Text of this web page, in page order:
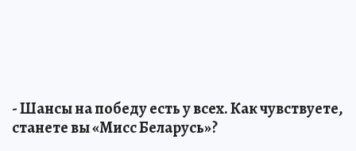
- Шансы на победу есть у всех. Как чувствуете,
станете вы «Мисс Беларусь»?